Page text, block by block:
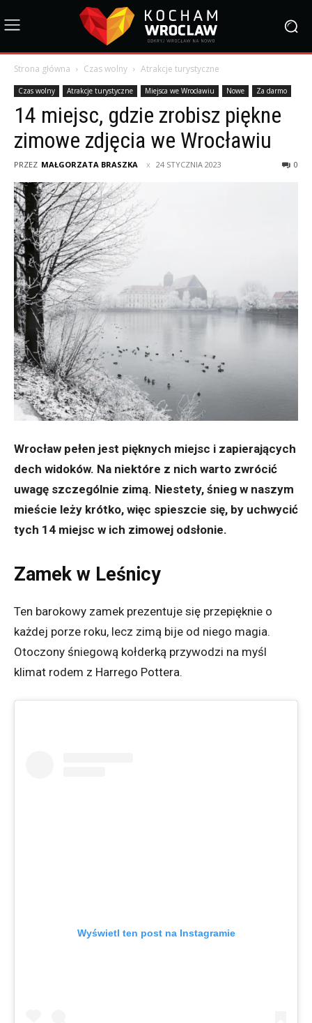
Strona główna Czas wolny Atrakcje turystyczne
Czas wolny Atrakcje turystyczne Miejsca we Wrocławiu Nowe Za darmo
14 miejsc, gdzie zrobisz piękne
zimowe zdjęcia we Wrocławiu
PRZEZ MAŁGORZATA BRASZKA 24 STYCZNIA 2023 0
Wrocław pełen jest pięknych miejsc i zapierających
dech widoków. Na niektóre z nich warto zwrócić
uwagę szczególnie zimą. Niestety, śnieg w naszym
mieście leży krótko, więc spieszcie się, by uchwycić
tych 14 miejsc w ich zimowej odsłonie.
Zamek w Leśnicy
Ten barokowy zamek prezentuje się przepięknie o
każdej porze roku, lecz zimą bije od niego magia.
Otoczony śniegową kołderką przywodzi na myśl
klimat rodem z Harrego Pottera.
Wyświetl ten post na Instagramie